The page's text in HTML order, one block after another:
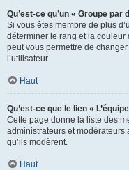
Qu’est-ce qu’un « Groupe par
Si vous êtes membre de plus
déterminer le rang et la couleur
peut vous permettre de
l’utilisateur.
Haut
Qu’est-ce que le lien «
Cette page donne la liste des
administrateurs et modérateurs
qu’ils modèrent.
Haut